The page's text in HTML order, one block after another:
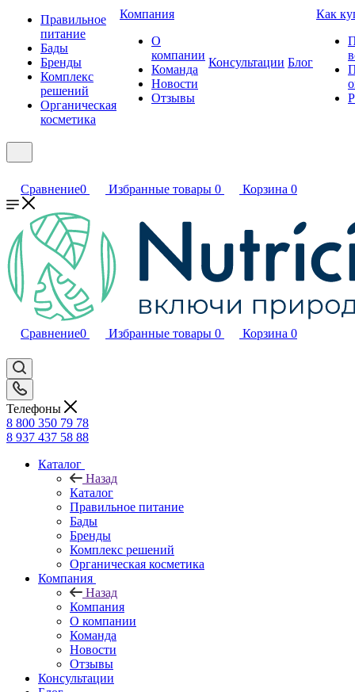
Правильное
питание
Бады
Бренды
Комплекс
решений
Органическая
косметика
Компания
О
компании
Команда
Новости
Отзывы
Консультации Блог
Как
Сравнение0 Избранные товары 0 Корзина 0
Сравнение0 Избранные товары 0 Корзина 0
Телефоны
8 800 350 79 78
8 937 437 58 88
Каталог
Назад
Каталог
Правильное питание
Бады
Бренды
Комплекс решений
Органическая косметика
Компания
Назад
Компания
О компании
Команда
Новости
Отзывы
Консультации